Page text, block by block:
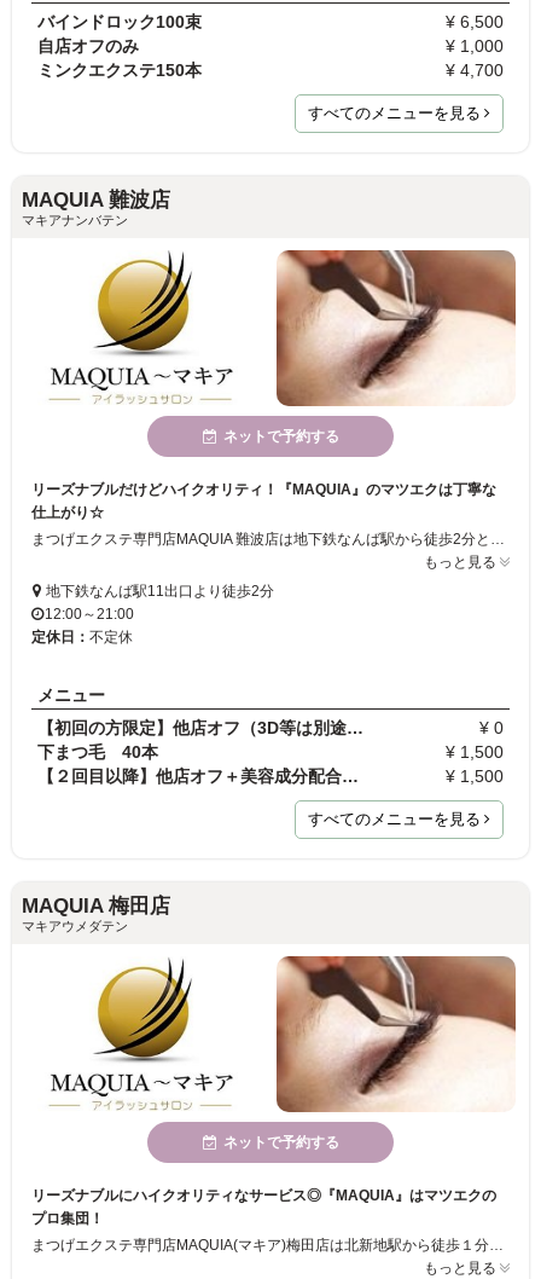
バインドロック100束
¥ 6,500
自店オフのみ
¥ 1,000
ミンクエクステ150本
¥ 4,700
すべてのメニューを見る
MAQUIA 難波店
マキアナンバテン
ネットで予約する
リーズナブルだけどハイクオリティ！『MAQUIA』のマツエクは丁寧な
仕上がり☆
まつげエクステ専門店MAQUIA 難波店は地下鉄なんば駅から徒歩2分と抜群の利便性！実績・経験ともに豊富なスタッフが揃っており、しかも全員美容師免許を取得済み。だからハイクオリティな仕上がりと安心な施術をお約束いたします。丁寧なカウンセリングと豊富なメニュー、細やかな接客で初心者の方も安心してマツエクデビューができますよ。ぜひ一度ご来店ください！
もっと見る
地下鉄なんば駅11出口より徒歩2分
12:00～21:00
定休日： 不定休
メニュー
【初回の方限定】他店オフ（3D等は別途1000円）
¥ 0
下まつ毛 40本
¥ 1,500
【２回目以降】他店オフ＋美容成分配合アイシャンプー
¥ 1,500
すべてのメニューを見る
MAQUIA 梅田店
マキアウメダテン
ネットで予約する
リーズナブルにハイクオリティなサービス◎『MAQUIA』はマツエクの
プロ集団！
まつげエクステ専門店MAQUIA(マキア)梅田店は北新地駅から徒歩１分と利便性抜群！当店は実績・経験ともに豊富なスタッフが揃い、しかも全員美容師免許を取得済み。 だから高い質の仕上がりをお約束いたします。丁寧なカウンセリングと豊富なメニューでビギナーの方も安心してマツエクデビュー☆ができますよ。ぜひ一度ご来店ください！
もっと見る